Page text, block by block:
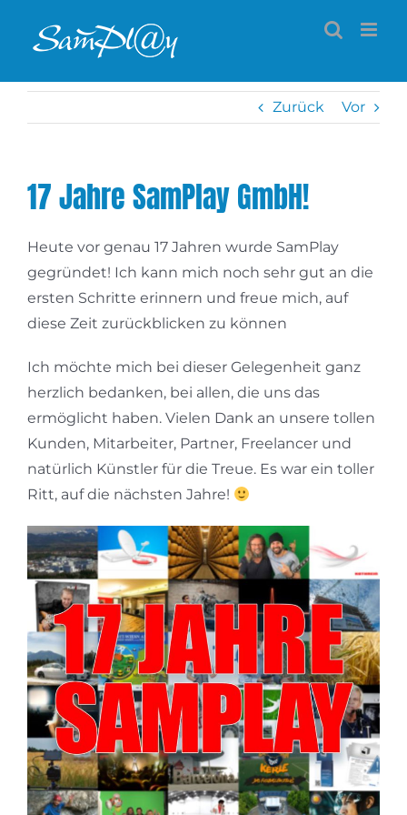
Inhalt
Zurück Vor
17 Jahre SamPlay GmbH!
Heute vor genau 17 Jahren wurde SamPlay
gegründet! Ich kann mich noch sehr gut an die
ersten Schritte erinnern und freue mich, auf
diese Zeit zurückblicken zu können
Ich möchte mich bei dieser Gelegenheit ganz
herzlich bedanken, bei allen, die uns das
ermöglicht haben. Vielen Dank an unsere tollen
Kunden, Mitarbeiter, Partner, Freelancer und
natürlich Künstler für die Treue. Es war ein toller
Ritt, auf die nächsten Jahre!